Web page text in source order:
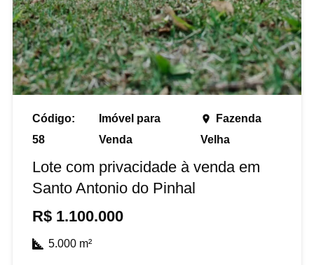
Código:
58
Imóvel para
Venda
place
Fazenda
Velha
Lote com privacidade à venda em
Santo Antonio do Pinhal
R$ 1.100.000
5.000m²